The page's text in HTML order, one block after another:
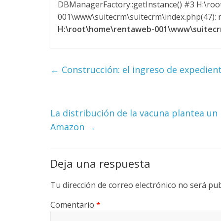
m
i
a
T
N
M
Q
DBManagerFactory::getInstance() #3
H:\root\home\rentaweb-
← Construcción: el ingreso de
La distribución de la vacuna plantea
Amazon →
Deja una respuesta
Tu dirección de correo electrónico no será
Comentario *